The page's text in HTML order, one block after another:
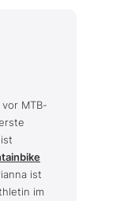
MTB-
ist
im